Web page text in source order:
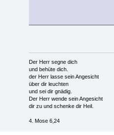
Der Herr segne dich
und behüte dich.
der Herr lasse sein Angesicht
über dir leuchten
und sei dir gnädig.
Der Herr wende sein Angesicht
dir zu und schenke dir Heil.
4. Mose 6,24